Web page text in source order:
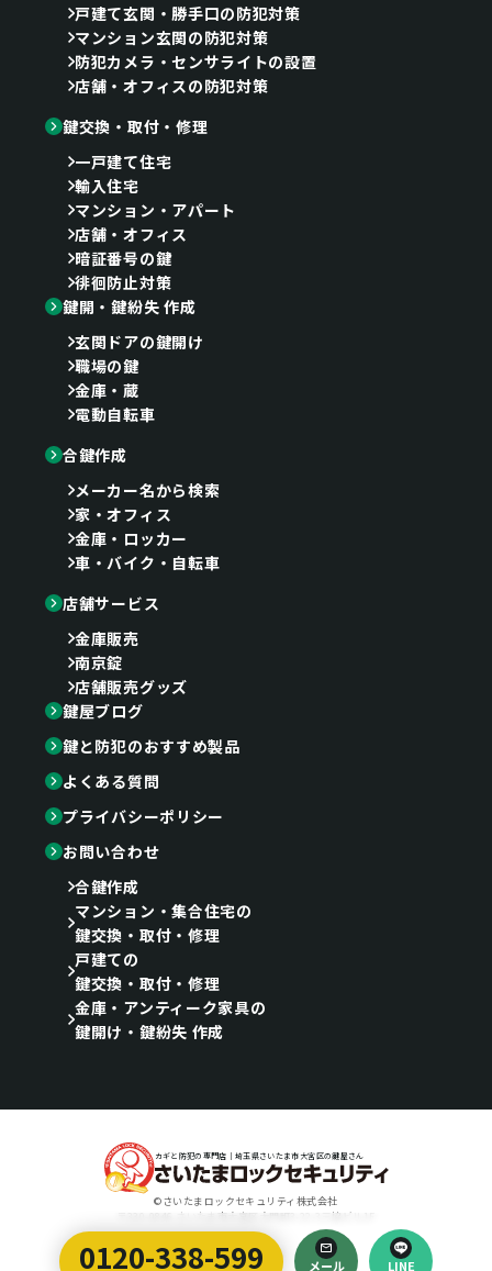
0120-338-599 メール LINE
戸建て玄関・勝手口の防犯対策
マンション玄関の防犯対策
防犯カメラ・センサライトの設置
店舗・オフィスの防犯対策
鍵交換・取付・修理
一戸建て住宅
輸入住宅
マンション・アパート
店舗・オフィス
暗証番号の鍵
徘徊防止対策
鍵開・鍵紛失 作成
玄関ドアの鍵開け
職場の鍵
金庫・蔵
電動自転車
合鍵作成
メーカー名から検索
家・オフィス
金庫・ロッカー
車・バイク・自転車
店舗サービス
金庫販売
南京錠
店舗販売グッズ
鍵屋ブログ
鍵と防犯のおすすめ製品
よくある質問
プライバシーポリシー
お問い合わせ
合鍵作成
マンション・集合住宅の
鍵交換・取付・修理
戸建ての
鍵交換・取付・修理
金庫・アンティーク家具の
鍵開け・鍵紛失 作成
カギと防犯の専門店｜埼玉県さいたま市大宮区の鍵屋さん
©さいたまロックセキュリティ株式会社
〒330-0846 さいたま市大宮区大門町3-22-3三協ビル1F
Designed by